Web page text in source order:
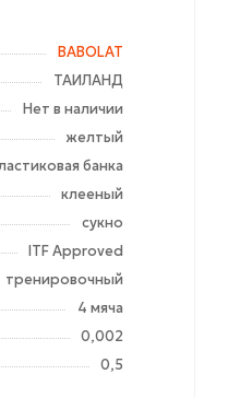
BABOLAT
ТАИЛАНД
Нет в наличии
желтый
банка
клееный
сукно
ITF Approved
тренировочный
4 мяча
0,002
0,5